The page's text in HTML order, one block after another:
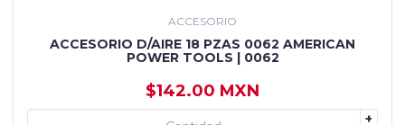
ACCESORIO
ACCESORIO D/AIRE 18 PZAS 0062 AMERICAN
POWER TOOLS | 0062
$142.00 MXN
+